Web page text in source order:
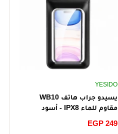
YESIDO
يسيدو جراب هاتف WB10
مقاوم للماء IPX8 - أسود
سعر
EGP 249